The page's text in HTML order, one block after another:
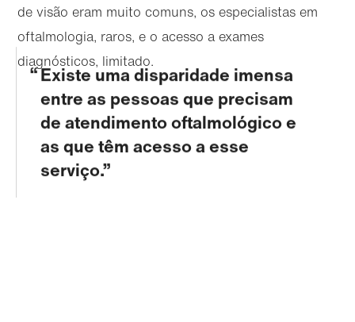
de visão eram muito comuns, os especialistas em
oftalmologia, raros, e o acesso a exames
diagnósticos, limitado.
Existe uma disparidade imensa
entre as pessoas que precisam
de atendimento oftalmológico e
as que têm acesso a esse
serviço.